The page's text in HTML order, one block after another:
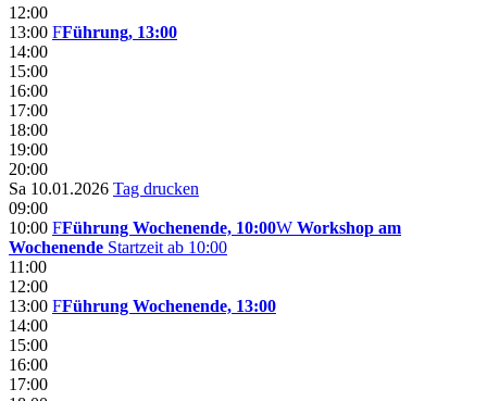
12:00
13:00 FFührung, 13:00
14:00
15:00
16:00
17:00
18:00
19:00
20:00
Sa 10.01.2026 Tag drucken
09:00
10:00 FFührung Wochenende, 10:00W Workshop am
Wochenende Startzeit ab 10:00
11:00
12:00
13:00 FFührung Wochenende, 13:00
14:00
15:00
16:00
17:00